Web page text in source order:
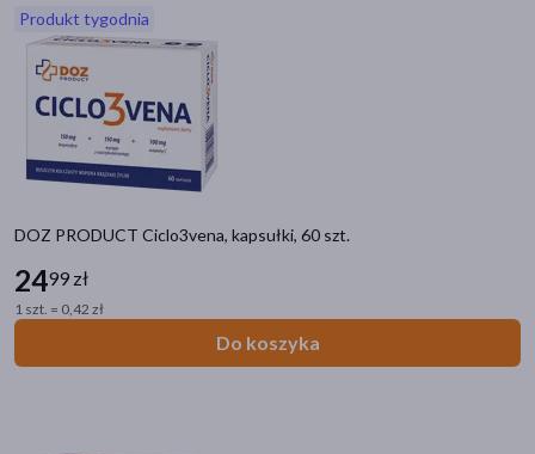
Produkt tygodnia
DOZ PRODUCT Ciclo3vena, kapsułki, 60 szt.
2499 zł
1 szt. = 0,42 zł
Do koszyka